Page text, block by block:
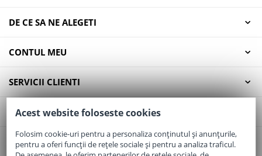
DE CE SA NE ALEGETI
CONTUL MEU
SERVICII CLIENTI
CONTACT
Email:office@elaptepraf.ro
Acest website foloseste cookies
Folosim cookie-uri pentru a personaliza conținutul și anunțurile,
pentru a oferi funcții de rețele sociale și pentru a analiza traficul.